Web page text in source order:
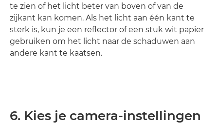
te zien of het licht beter van boven of van de
zijkant kan komen. Als het licht aan één kant te
sterk is, kun je een reflector of een stuk wit papier
gebruiken om het licht naar de schaduwen aan
andere kant te kaatsen.
6. Kies je camera-instellingen